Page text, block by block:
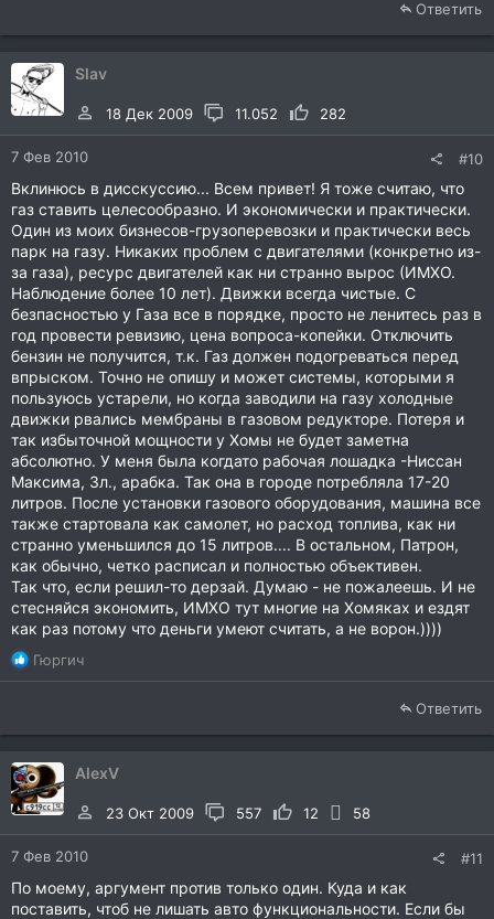
Ответить
Slav
18 Дек 2009 11.052 282
7 Фев 2010 #10
Вклинюсь в дисскуссию... Всем привет! Я тоже считаю, что
газ ставить целесообразно. И экономически и практически.
Один из моих бизнесов-грузоперевозки и практически весь
парк на газу. Никаких проблем с двигателями (конкретно из-
за газа), ресурс двигателей как ни странно вырос (ИМХО.
Наблюдение более 10 лет). Движки всегда чистые. С
безпасностью у Газа все в порядке, просто не ленитесь раз в
год провести ревизию, цена вопроса-копейки. Отключить
бензин не получится, т.к. Газ должен подогреваться перед
впрыском. Точно не опишу и может системы, которыми я
пользуюсь устарели, но когда заводили на газу холодные
движки рвались мембраны в газовом редукторе. Потеря и
так избыточной мощности у Хомы не будет заметна
абсолютно. У меня была когдато рабочая лошадка -Ниссан
Максима, 3л., арабка. Так она в городе потребляла 17-20
литров. После установки газового оборудования, машина все
также стартовала как самолет, но расход топлива, как ни
странно уменьшился до 15 литров.... В остальном, Патрон,
как обычно, четко расписал и полностью объективен.
Так что, если решил-то дерзай. Думаю - не пожалеешь. И не
стесняйся экономить, ИМХО тут многие на Хомяках и ездят
как раз потому что деньги умеют считать, а не ворон.))))
Р
е
ц
и
:
Гюргич
Ответить
AlexV
23 Окт 2009 557 12 58
7 Фев 2010 #11
По моему, аргумент против только один. Куда и как
поставить, чтоб не лишать авто функциональности. Если бы